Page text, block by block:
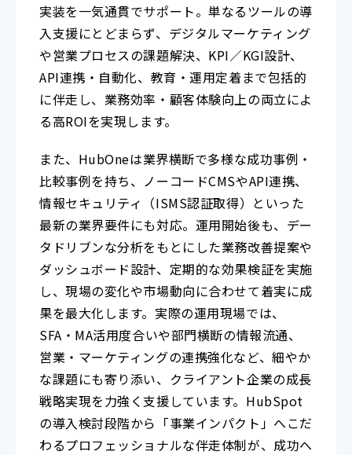
実装を一気通貫でサポート。単なるツールの導
入支援にとどまらず、デジタルマーケティング
や営業プロセスの課題解決、KPI／KGI設計、
API連携・自動化、教育・運用定着まで包括的
に伴走し、業務効率・顧客体験向上の両立によ
る高ROIを実現します。
また、HubOneは業界横断で多様な成功事例・
比較事例を持ち、ノーコードCMSやAPI連携、
情報セキュリティ（ISMS認証取得）といった
最新の業界要件にも対応。運用開始後も、デー
タドリブンな分析をもとにした業務改善提案や
ダッシュボード設計、定期的な効果検証を実施
し、現場の変化や市場動向に合わせて着実に成
果を最大化します。実際の運用現場では、
SFA・MA活用度合いや部門横断の情報流通、
営業・マーケティングの連携強化など、細やか
な課題にも寄り添い、クライアント企業の成長
戦略実現を力強く支援しています。HubSpot
の導入検討段階から「事業インパクト」へこだ
わるプロフェッショナルな伴走体制が、成功へ